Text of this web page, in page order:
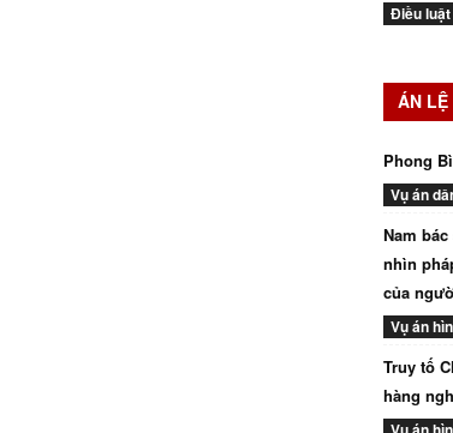
Điều luật
ÁN LỆ
Phong
Vụ án
Nam
nhìn
của
Vụ án
Truy tố
hàng